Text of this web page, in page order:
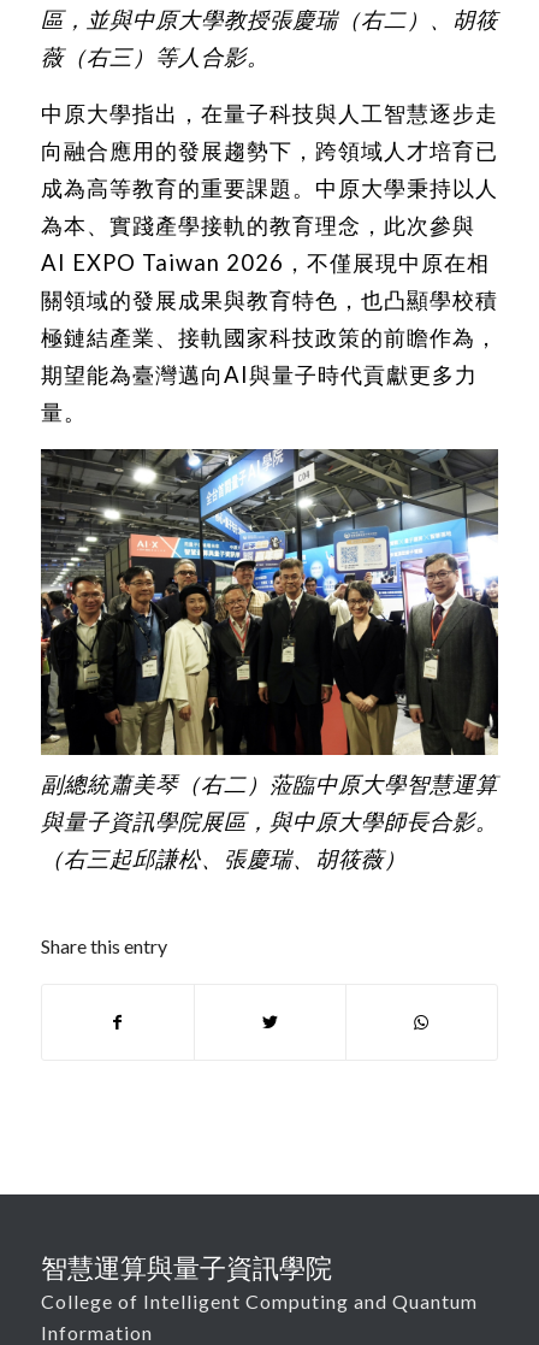
區，並與中原大學教授張慶瑞（右二）、胡筱
薇（右三）等人合影。
中原大學指出，在量子科技與人工智慧逐步走
向融合應用的發展趨勢下，跨領域人才培育已
成為高等教育的重要課題。中原大學秉持以人
為本、實踐產學接軌的教育理念，此次參與
AI EXPO Taiwan 2026，不僅展現中原在相
關領域的發展成果與教育特色，也凸顯學校積
極鏈結產業、接軌國家科技政策的前瞻作為，
期望能為臺灣邁向AI與量子時代貢獻更多力
量。
副總統蕭美琴（右二）蒞臨中原大學智慧運算
與量子資訊學院展區，與中原大學師長合影。
（右三起邱謙松、張慶瑞、胡筱薇）
Share this entry
智慧運算與量子資訊學院
College of Intelligent Computing and Quantum
Information